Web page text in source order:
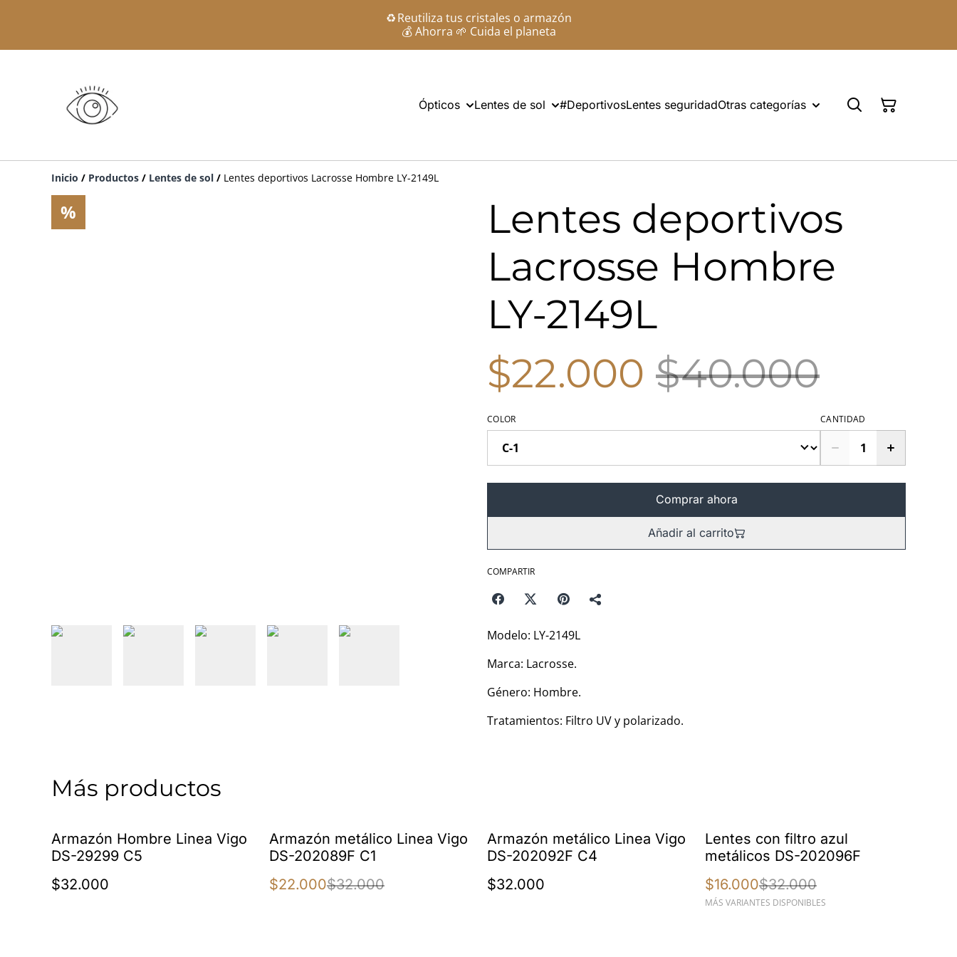
♻️ Reutiliza tus cristales o armazón
💰 Ahorra 🌱 Cuida el planeta
Ópticos Lentes de sol #DeportivosLentes seguridadOtras categorías
Inicio / Productos / Lentes de sol / Lentes deportivos Lacrosse Hombre LY-2149L
%
Lentes deportivos
Lacrosse Hombre
LY-2149L
$22.000 $40.000
COLOR CANTIDAD
Comprar ahora
Añadir al carrito
COMPARTIR
Modelo: LY-2149L
Marca: Lacrosse.
Género: Hombre.
Tratamientos: Filtro UV y polarizado.
Más productos
Armazón Hombre Linea Vigo
DS-29299 C5
$32.000
%
Armazón metálico Linea Vigo
DS-202089F C1
$22.000$32.000
Armazón metálico Linea Vigo
DS-202092F C4
$32.000
%
Lentes con filtro azul
metálicos DS-202096F
$16.000$32.000
MÁS VARIANTES DISPONIBLES